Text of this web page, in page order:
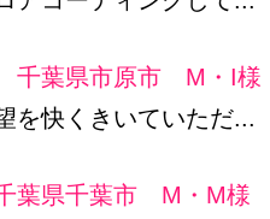
千葉県市原市 M・I様
を快くきいていただ...
葉県千葉市 M・M様